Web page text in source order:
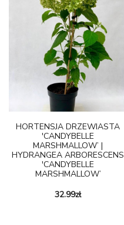
HORTENSJA DRZEWIASTA
'CANDYBELLE
MARSHMALLOW’ |
HYDRANGEA ARBORESCENS
'CANDYBELLE
MARSHMALLOW’
32.99zł